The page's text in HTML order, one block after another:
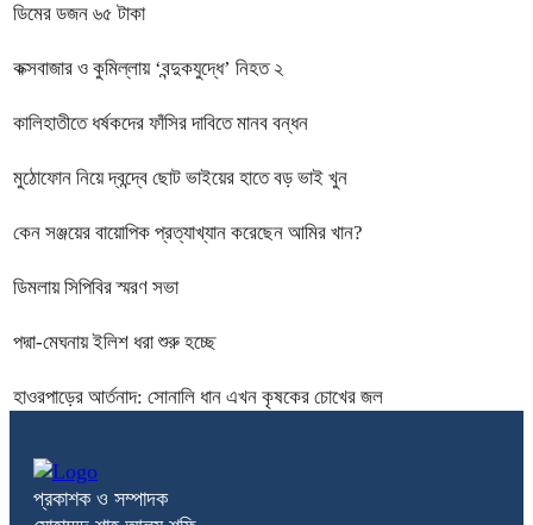
ডিমের ডজন ৬৫ টাকা
কক্সবাজার ও কুমিল্লায় ‘বন্দুকযুদ্ধে’ নিহত ২
কালিহাতীতে ধর্ষকদের ফাঁসির দাবিতে মানব বন্ধন
মুঠোফোন নিয়ে দ্বন্দ্বে ছোট ভাইয়ের হাতে বড় ভাই খুন
কেন সঞ্জয়ের বায়োপিক প্রত্যাখ্যান করেছেন আমির খান?
ডিমলায় সিপিবির স্মরণ সভা
পদ্মা-মেঘনায় ইলিশ ধরা শুরু হচ্ছে
হাওরপাড়ের আর্তনাদ: সোনালি ধান এখন কৃষকের চোখের জল
প্রকাশক ও সম্পাদক